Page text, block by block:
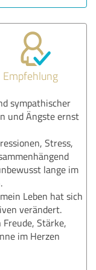
Empfehlung
sympathischer
und Ängste ernst
Stress,
lange im
Leben hat sich
verändert.
Stärke,
im Herzen